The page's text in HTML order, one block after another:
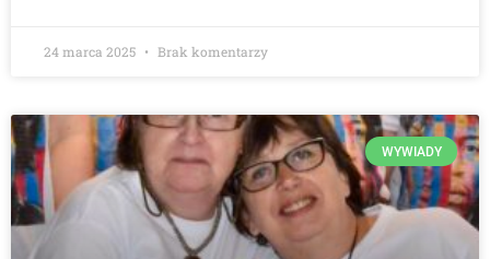
24 marca 2025 Brak komentarzy
WYWIADY